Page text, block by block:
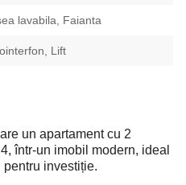
lavabila, Faianta
Lift
un apartament cu 2
într-un imobil modern, ideal
investiție.